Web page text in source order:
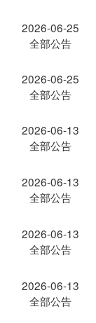
2026-06-25
全部公告
2026-06-25
全部公告
2026-06-13
全部公告
2026-06-13
全部公告
2026-06-13
全部公告
2026-06-13
全部公告